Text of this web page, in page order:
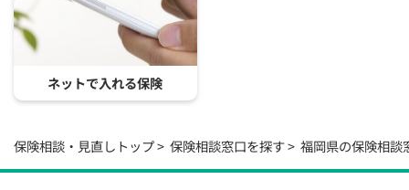
ネットで入れる保険
保険相談・見直しトップ 保険相談窓口を探す 福岡県の保険相談